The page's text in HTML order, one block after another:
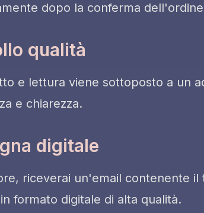
dopo la conferma
qualità
e lettura viene sottoposto a un
e chiarezza.
digitale
riceverai un'email contenente
formato digitale di alta qualità.